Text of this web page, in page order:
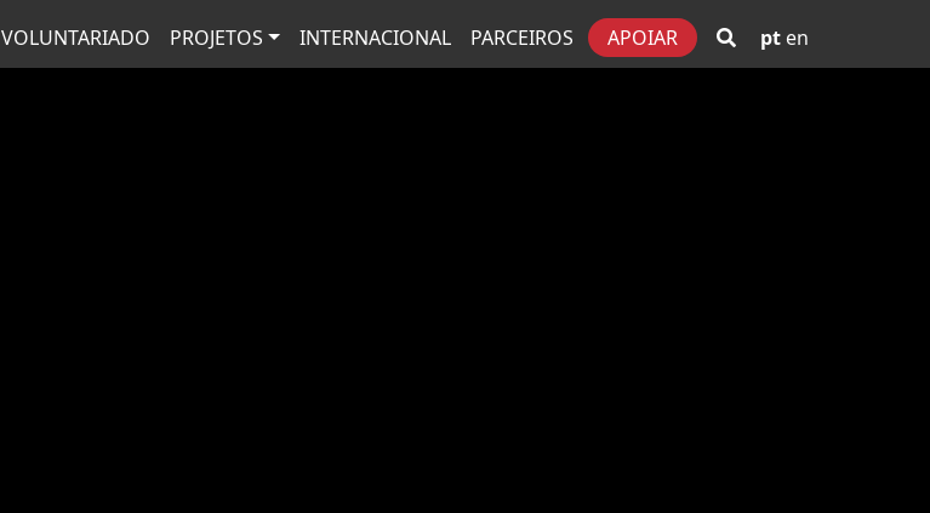
Avançar para o conteúdo principal
VOLUNTARIADO PROJETOS INTERNACIONAL PARCEIROS APOIAR pt en